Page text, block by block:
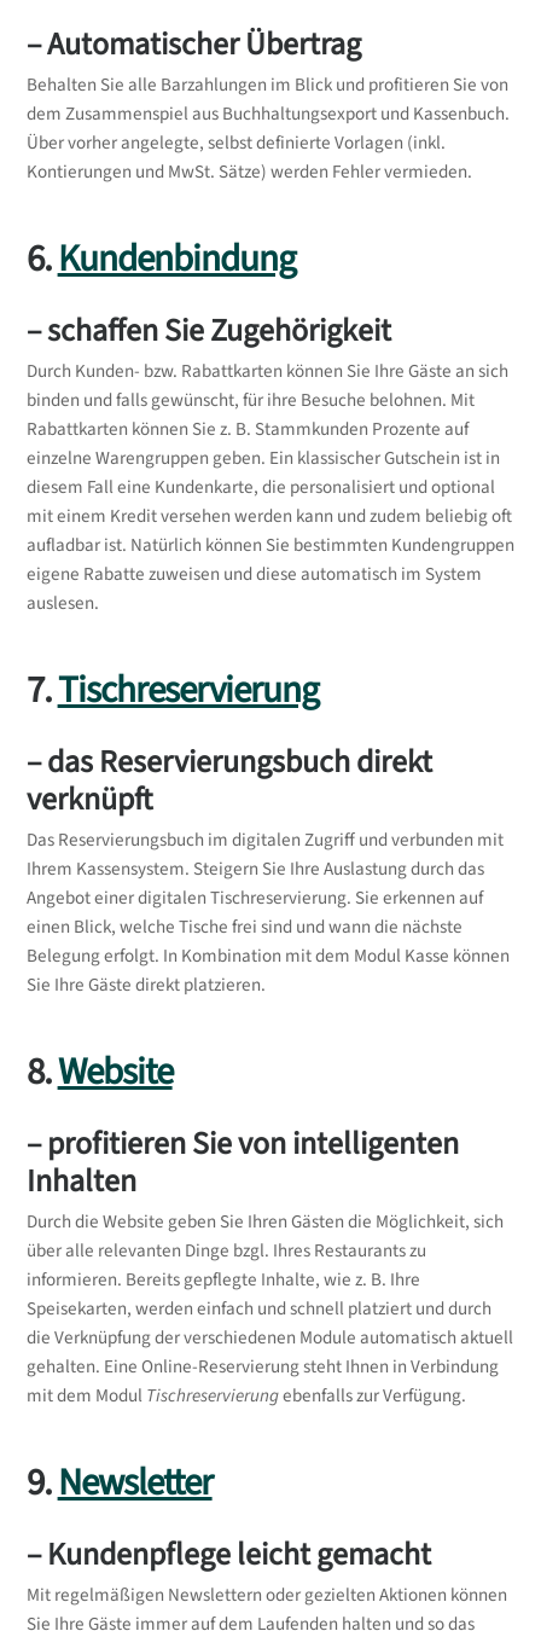
– Automatischer Übertrag
Behalten Sie alle Barzahlungen im Blick und profitieren Sie von
dem Zusammenspiel aus Buchhaltungsexport und Kassenbuch.
Über vorher angelegte, selbst definierte Vorlagen (inkl.
Kontierungen und MwSt. Sätze) werden Fehler vermieden.
6.Kundenbindung
– schaffen Sie Zugehörigkeit
Durch Kunden- bzw. Rabattkarten können Sie Ihre Gäste an sich
binden und falls gewünscht, für ihre Besuche belohnen. Mit
Rabattkarten können Sie z. B. Stammkunden Prozente auf
einzelne Warengruppen geben. Ein klassischer Gutschein ist in
diesem Fall eine Kundenkarte, die personalisiert und optional
mit einem Kredit versehen werden kann und zudem beliebig oft
aufladbar ist. Natürlich können Sie bestimmten Kundengruppen
eigene Rabatte zuweisen und diese automatisch im System
auslesen.
7.Tischreservierung
– das Reservierungsbuch direkt
verknüpft
Das Reservierungsbuch im digitalen Zugriff und verbunden mit
Ihrem Kassensystem. Steigern Sie Ihre Auslastung durch das
Angebot einer digitalen Tischreservierung. Sie erkennen auf
einen Blick, welche Tische frei sind und wann die nächste
Belegung erfolgt. In Kombination mit dem Modul Kasse können
Sie Ihre Gäste direkt platzieren.
8.Website
– profitieren Sie von intelligenten
Inhalten
Durch die Website geben Sie Ihren Gästen die Möglichkeit, sich
über alle relevanten Dinge bzgl. Ihres Restaurants zu
informieren. Bereits gepflegte Inhalte, wie z. B. Ihre
Speisekarten, werden einfach und schnell platziert und durch
die Verknüpfung der verschiedenen Module automatisch aktuell
gehalten. Eine Online-Reservierung steht Ihnen in Verbindung
mit dem ModulTischreservierungebenfalls zur Verfügung.
9.Newsletter
– Kundenpflege leicht gemacht
Mit regelmäßigen Newslettern oder gezielten Aktionen können
Sie Ihre Gäste immer auf dem Laufenden halten und so das